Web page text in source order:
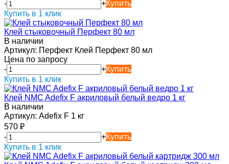
-
+Купить
Купить в 1 клик
Клей стыковочный Перфект 80 мл
В наличии
Артикул: Перфект Клей Перфект 80 мл
Цена по запросу
-
+Купить
Купить в 1 клик
Клей NMC Adefix F акриловый белый ведро 1 кг
В наличии
Артикул: Adefix F 1 кг
570 ₽
-
+Купить
Купить в 1 клик